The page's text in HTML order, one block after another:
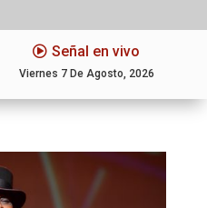
Señal en vivo
Viernes 7 De Agosto, 2026